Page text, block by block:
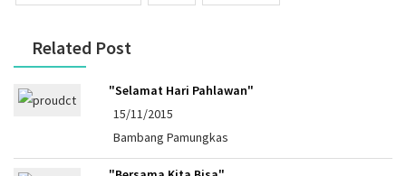
Related Post
"Selamat Hari Pahlawan"
15/11/2015
Bambang Pamungkas